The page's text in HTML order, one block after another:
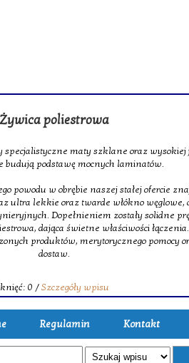
poliestrowa
maty szklane oraz wysokiej
podstawę mocnych laminatów.
w obrębie naszej stałej ofercie
lekkie oraz twarde włókno węglowe,
Dopełnieniem zostały solidne pręty z
dająca świetne właściwości łączenia.
produktów, merytorycznego pomocy oraz
dostaw.
0 /Szczegóły wpisu
Regulamin Kontakt